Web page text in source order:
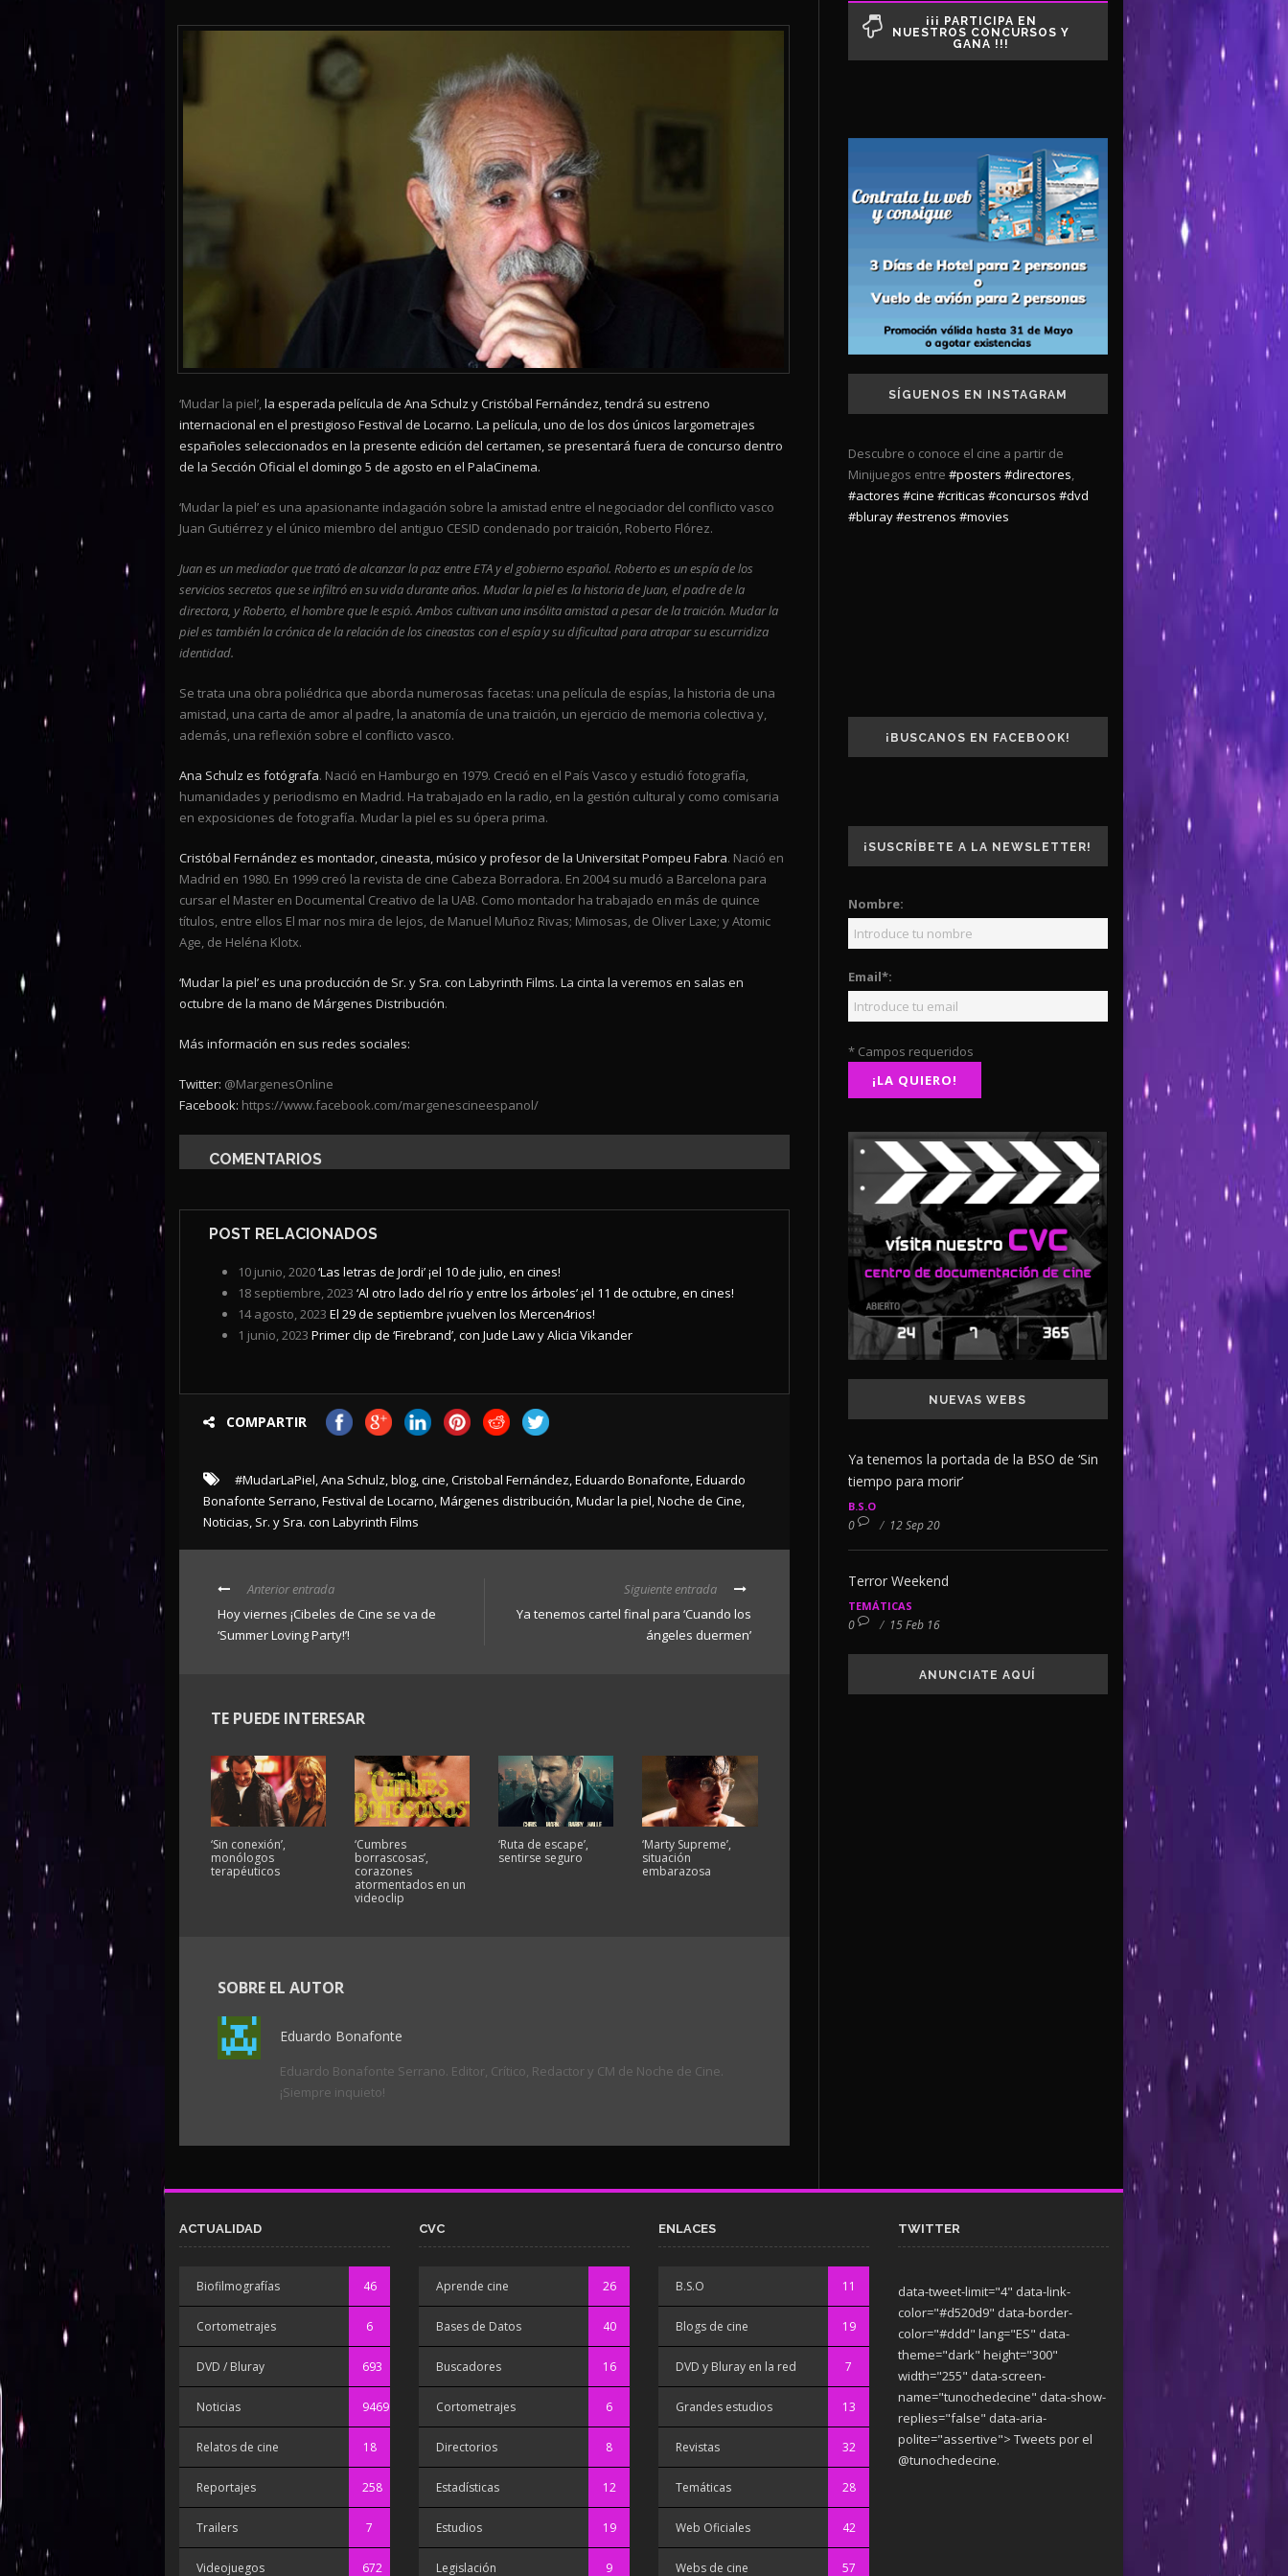
‘Mudar la piel’,la esperada película de Ana Schulz y Cristóbal Fernández, tendrá su estreno
internacional en el prestigioso Festival de Locarno. La película, uno de los dos únicos largometrajes
españoles seleccionados en la presente edición del certamen, se presentará fuera de concurso dentro
de la Sección Oficial el domingo 5 de agosto en el PalaCinema.
‘Mudar la piel’ es una apasionante indagación sobre la amistad entre el negociador del conflicto vasco
Juan Gutiérrez y el único miembro del antiguo CESID condenado por traición, Roberto Flórez.
Juan es un mediador que trató de alcanzar la paz entre ETA y el gobierno español. Roberto es un espía de los
servicios secretos que se infiltró en su vida durante años. Mudar la piel es la historia de Juan, el padre de la
directora, y Roberto, el hombre que le espió. Ambos cultivan una insólita amistad a pesar de la traición. Mudar la
piel es también la crónica de la relación de los cineastas con el espía y su dificultad para atrapar su escurridiza
identidad.
Se trata una obra poliédrica que aborda numerosas facetas: una película de espías, la historia de una
amistad, una carta de amor al padre, la anatomía de una traición, un ejercicio de memoria colectiva y,
además, una reflexión sobre el conflicto vasco.
Ana Schulz es fotógrafa. Nació en Hamburgo en 1979. Creció en el País Vasco y estudió fotografía,
humanidades y periodismo en Madrid. Ha trabajado en la radio, en la gestión cultural y como comisaria
en exposiciones de fotografía. Mudar la piel es su ópera prima.
Cristóbal Fernández es montador, cineasta, músico y profesor de la Universitat Pompeu Fabra. Nació en
Madrid en 1980. En 1999 creó la revista de cine Cabeza Borradora. En 2004 su mudó a Barcelona para
cursar el Master en Documental Creativo de la UAB. Como montador ha trabajado en más de quince
títulos, entre ellos El mar nos mira de lejos, de Manuel Muñoz Rivas; Mimosas, de Oliver Laxe; y Atomic
Age, de Heléna Klotx.
‘Mudar la piel’ es una producción de Sr. y Sra. con Labyrinth Films. La cinta la veremos en salas en
octubre de la mano de Márgenes Distribución.
Más información en sus redes sociales:
Twitter: @MargenesOnline
Facebook: https://www.facebook.com/margenescineespanol/
COMENTARIOS
POST RELACIONADOS
10 junio, 2020‘Las letras de Jordi’ ¡el 10 de julio, en cines!
18 septiembre, 2023 ‘Al otro lado del río y entre los árboles’ ¡el 11 de octubre, en cines!
14 agosto, 2023 El 29 de septiembre ¡vuelven los Mercen4rios!
1 junio, 2023 Primer clip de ‘Firebrand’, con Jude Law y Alicia Vikander
COMPARTIR
#MudarLaPiel,Ana Schulz,blog,cine,Cristobal Fernández,Eduardo Bonafonte,Eduardo
Bonafonte Serrano,Festival de Locarno,Márgenes distribución,Mudar la piel,Noche de Cine,
Noticias, Sr. y Sra. con Labyrinth Films
Anterior entrada
Hoy viernes ¡Cibeles de Cine se va de
‘Summer Loving Party!’!
Siguiente entrada
Ya tenemos cartel final para ‘Cuando los
ángeles duermen’
TE PUEDE INTERESAR
‘Sin conexión’,
monólogos
terapéuticos
‘Cumbres
borrascosas’,
corazones
atormentados en un
videoclip
‘Ruta de escape’,
sentirse seguro
‘Marty Supreme’,
situación
embarazosa
SOBRE EL AUTOR
Eduardo Bonafonte
Eduardo Bonafonte Serrano. Editor, Crítico, Redactor y CM de Noche de Cine.
¡Siempre inquieto!
¡¡¡ PARTICIPA EN
NUESTROS CONCURSOS Y
GANA !!!
SÍGUENOS EN INSTAGRAM
Descubre o conoce el cine a partir de
Minijuegos entre #posters #directores,
#actores #cine #criticas #concursos #dvd
#bluray#estrenos #movies
¡BUSCANOS EN FACEBOOK!
¡SUSCRÍBETE A LA NEWSLETTER!
Nombre:
Email*:
* Campos requeridos
NUEVAS WEBS
Ya tenemos la portada de la BSO de ‘Sin
tiempo para morir’
B.S.O
0 / 12 Sep 20
Terror Weekend
TEMÁTICAS
0 / 15 Feb 16
ANUNCIATE AQUÍ
ACTUALIDAD
Biofilmografías 46
Cortometrajes 6
DVD / Bluray 693
Noticias 9469
Relatos de cine 18
Reportajes 258
Trailers 7
Videojuegos 672
CVC
Aprende cine 26
Bases de Datos 40
Buscadores 16
Cortometrajes 6
Directorios 8
Estadísticas 12
Estudios 19
Legislación 9
ENLACES
B.S.O 11
Blogs de cine 19
DVD y Bluray en la red 7
Grandes estudios 13
Revistas 32
Temáticas 28
Web Oficiales 42
Webs de cine 57
TWITTER
data-tweet-limit="4" data-link-
color="#d520d9" data-border-
color="#ddd" lang="ES" data-
theme="dark" height="300"
width="255" data-screen-
name="tunochedecine" data-show-
replies="false" data-aria-
polite="assertive"> Tweets por el
@tunochedecine.